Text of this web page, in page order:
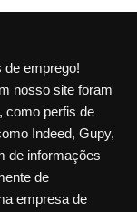
emprego!
nosso site foram
como perfis de
Indeed, Gupy,
de informações
de
empresa de